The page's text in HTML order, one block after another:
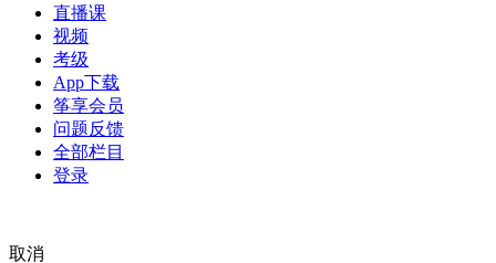
直播课
视频
考级
App下载
筝享会员
问题反馈
全部栏目
登录
取消